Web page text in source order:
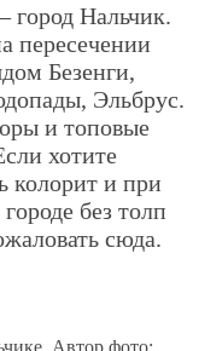
Нальчик.
пересечении
Безенги,
Эльбрус.
и топовые
хотите
колорит и при
без толп
сюда.